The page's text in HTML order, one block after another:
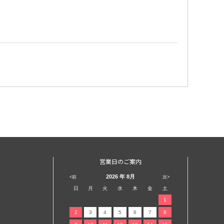
営業日のご案内
<前 次>
2026 年 8月
日 月 火 水 木 金 土
1
2 3 4 5 6 7 8